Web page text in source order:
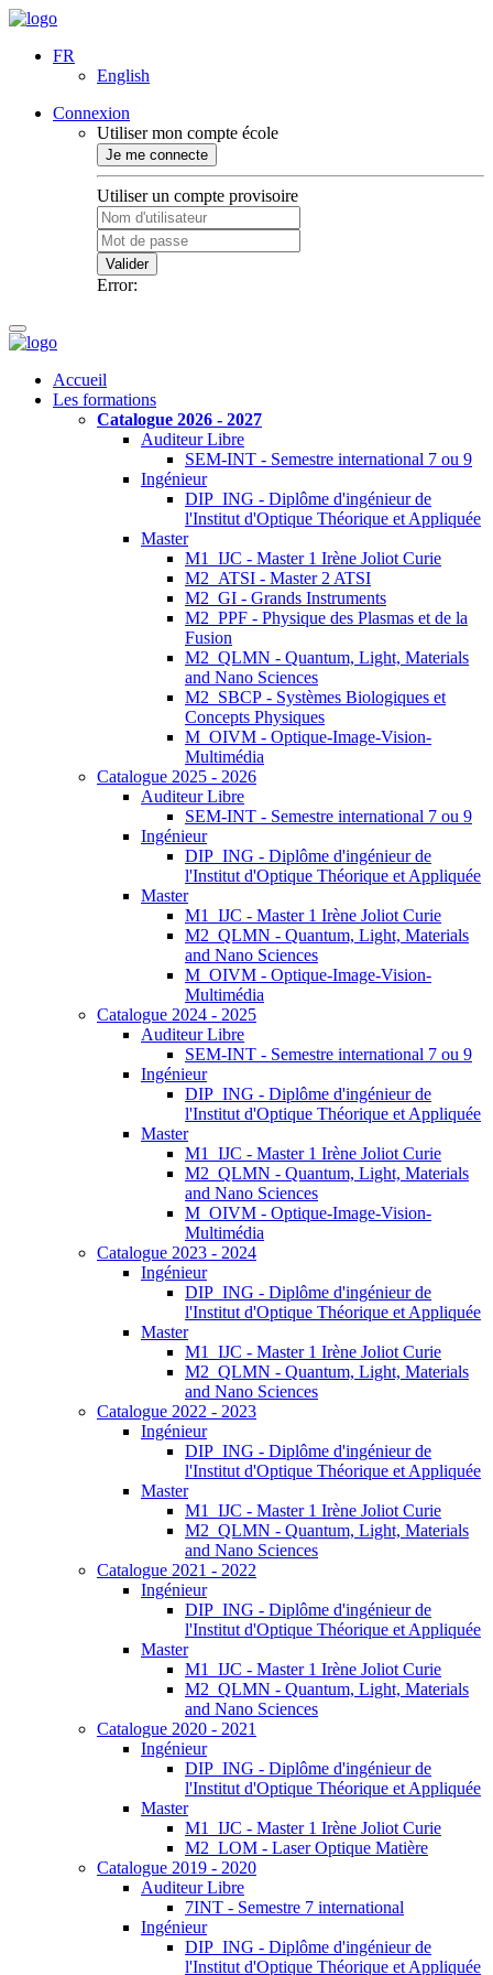
FR
English
Connexion
Utiliser mon compte école
Je me connecte
Utiliser un compte provisoire
Valider
Error:
Accueil
Les formations
Catalogue 2026 - 2027
Auditeur Libre
SEM-INT - Semestre international 7 ou 9
Ingénieur
DIP_ING - Diplôme d'ingénieur de
l'Institut d'Optique Théorique et Appliquée
Master
M1_IJC - Master 1 Irène Joliot Curie
M2_ATSI - Master 2 ATSI
M2_GI - Grands Instruments
M2_PPF - Physique des Plasmas et de la
Fusion
M2_QLMN - Quantum, Light, Materials
and Nano Sciences
M2_SBCP - Systèmes Biologiques et
Concepts Physiques
M_OIVM - Optique-Image-Vision-
Multimédia
Catalogue 2025 - 2026
Auditeur Libre
SEM-INT - Semestre international 7 ou 9
Ingénieur
DIP_ING - Diplôme d'ingénieur de
l'Institut d'Optique Théorique et Appliquée
Master
M1_IJC - Master 1 Irène Joliot Curie
M2_QLMN - Quantum, Light, Materials
and Nano Sciences
M_OIVM - Optique-Image-Vision-
Multimédia
Catalogue 2024 - 2025
Auditeur Libre
SEM-INT - Semestre international 7 ou 9
Ingénieur
DIP_ING - Diplôme d'ingénieur de
l'Institut d'Optique Théorique et Appliquée
Master
M1_IJC - Master 1 Irène Joliot Curie
M2_QLMN - Quantum, Light, Materials
and Nano Sciences
M_OIVM - Optique-Image-Vision-
Multimédia
Catalogue 2023 - 2024
Ingénieur
DIP_ING - Diplôme d'ingénieur de
l'Institut d'Optique Théorique et Appliquée
Master
M1_IJC - Master 1 Irène Joliot Curie
M2_QLMN - Quantum, Light, Materials
and Nano Sciences
Catalogue 2022 - 2023
Ingénieur
DIP_ING - Diplôme d'ingénieur de
l'Institut d'Optique Théorique et Appliquée
Master
M1_IJC - Master 1 Irène Joliot Curie
M2_QLMN - Quantum, Light, Materials
and Nano Sciences
Catalogue 2021 - 2022
Ingénieur
DIP_ING - Diplôme d'ingénieur de
l'Institut d'Optique Théorique et Appliquée
Master
M1_IJC - Master 1 Irène Joliot Curie
M2_QLMN - Quantum, Light, Materials
and Nano Sciences
Catalogue 2020 - 2021
Ingénieur
DIP_ING - Diplôme d'ingénieur de
l'Institut d'Optique Théorique et Appliquée
Master
M1_IJC - Master 1 Irène Joliot Curie
M2_LOM - Laser Optique Matière
Catalogue 2019 - 2020
Auditeur Libre
7INT - Semestre 7 international
Ingénieur
DIP_ING - Diplôme d'ingénieur de
l'Institut d'Optique Théorique et Appliquée